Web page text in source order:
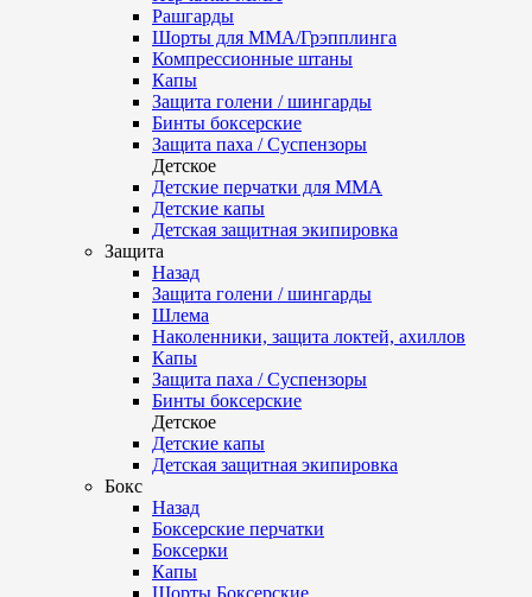
Рашгарды
Шорты для ММА/Грэпплинга
Компрессионные штаны
Капы
Защита голени / шингарды
Бинты боксерские
Защита паха / Суспензоры
Детское
Детские перчатки для ММА
Детские капы
Детская защитная экипировка
Защита
Назад
Защита голени / шингарды
Шлема
Наколенники, защита локтей, ахиллов
Капы
Защита паха / Суспензоры
Бинты боксерские
Детское
Детские капы
Детская защитная экипировка
Бокс
Назад
Боксерские перчатки
Боксерки
Капы
Шорты Боксерские